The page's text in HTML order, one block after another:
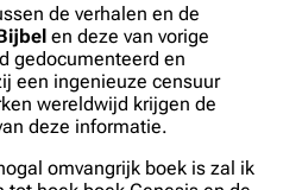
de verhalen en de
en deze van vorige
gedocumenteerd en
een ingenieuze censuur
wereldwijd krijgen de
deze informatie.
omvangrijk boek is zal ik